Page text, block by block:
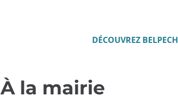
DÉCOUVREZ BELPECH
À la mairie